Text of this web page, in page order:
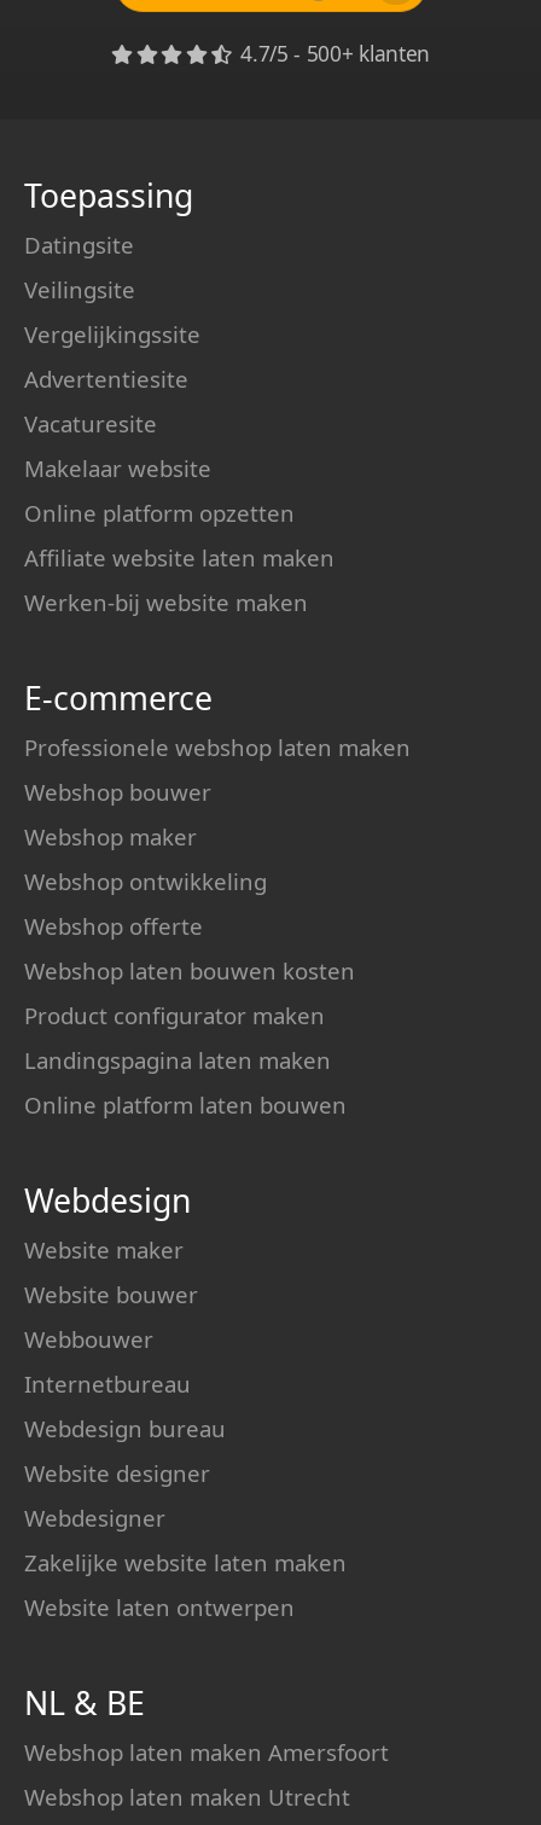
4.7/5 - 500+ klanten
Toepassing
Datingsite
Veilingsite
Vergelijkingssite
Advertentiesite
Vacaturesite
Makelaar website
Online platform opzetten
Affiliate website laten maken
Werken-bij website maken
E-commerce
Professionele webshop laten maken
Webshop bouwer
Webshop maker
Webshop ontwikkeling
Webshop offerte
Webshop laten bouwen kosten
Product configurator maken
Landingspagina laten maken
Online platform laten bouwen
Webdesign
Website maker
Website bouwer
Webbouwer
Internetbureau
Webdesign bureau
Website designer
Webdesigner
Zakelijke website laten maken
Website laten ontwerpen
NL & BE
Webshop laten maken Amersfoort
Webshop laten maken Utrecht